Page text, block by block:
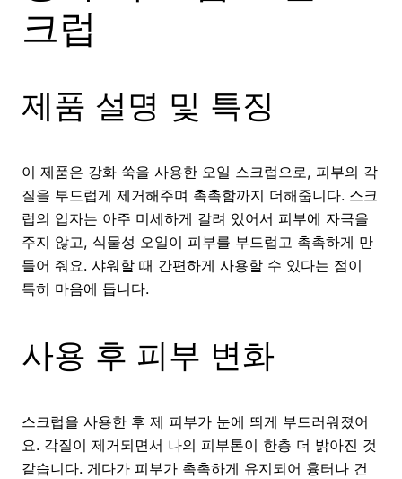
크럽
제품 설명 및 특징
이 제품은 강화 쑥을 사용한 오일 스크럽으로, 피부의 각
질을 부드럽게 제거해주며 촉촉함까지 더해줍니다. 스크
럽의 입자는 아주 미세하게 갈려 있어서 피부에 자극을
주지 않고, 식물성 오일이 피부를 부드럽고 촉촉하게 만
들어 줘요. 샤워할 때 간편하게 사용할 수 있다는 점이
특히 마음에 듭니다.
사용 후 피부 변화
스크럽을 사용한 후 제 피부가 눈에 띄게 부드러워졌어
요. 각질이 제거되면서 나의 피부톤이 한층 더 밝아진 것
같습니다. 게다가 피부가 촉촉하게 유지되어 흉터나 건